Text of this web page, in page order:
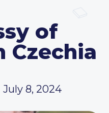
of
Czechia
July 8, 2024